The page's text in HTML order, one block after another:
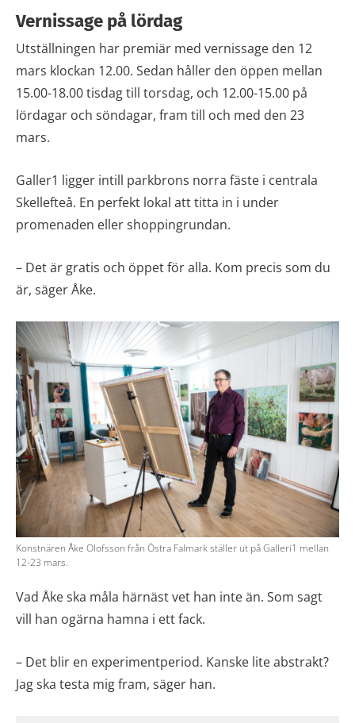
Vernissage på lördag
Utställningen har premiär med vernissage den 12
mars klockan 12.00. Sedan håller den öppen mellan
15.00-18.00 tisdag till torsdag, och 12.00-15.00 på
lördagar och söndagar, fram till och med den 23
mars.
Galler1 ligger intill parkbrons norra fäste i centrala
Skellefteå. En perfekt lokal att titta in i under
promenaden eller shoppingrundan.
– Det är gratis och öppet för alla. Kom precis som du
är, säger Åke.
Konstnären Åke Olofsson från Östra Falmark ställer ut på Galleri1 mellan
12-23 mars.
Vad Åke ska måla härnäst vet han inte än. Som sagt
vill han ogärna hamna i ett fack.
– Det blir en experimentperiod. Kanske lite abstrakt?
Jag ska testa mig fram, säger han.